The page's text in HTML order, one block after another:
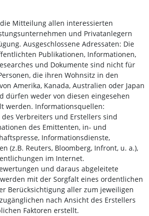
Mitteilung allen interessierten
und Privatanlegern
Ausgeschlossene Adressaten: Die
Publikationen, Informationen,
und Dokumente sind nicht für
die ihren Wohnsitz in den
Amerika, Kanada, Australien oder Japan
dürfen weder von diesen eingesehen
werden. Informationsquellen:
Verbreiters und Erstellers sind
des Emittenten, in- und
Informationsdienste,
(z.B. Reuters, Bloomberg, Infront, u. a.),
im Internet.
und daraus abgeleitete
mit der Sorgfalt eines ordentlichen
Berücksichtigung aller zum jeweiligen
nach Ansicht des Erstellers
Faktoren erstellt.